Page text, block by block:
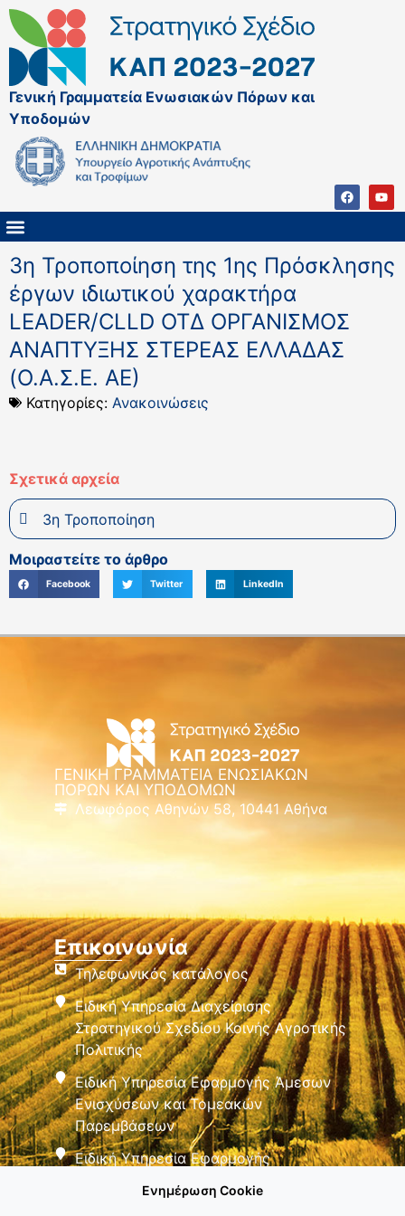
Γενική Γραμματεία Ενωσιακών Πόρων και
Υποδομών
3η Τροποποίηση της 1ης Πρόσκλησης
έργων ιδιωτικού χαρακτήρα
LEADER/CLLD ΟΤΔ ΟΡΓΑΝΙΣΜΟΣ
ΑΝΑΠΤΥΞΗΣ ΣΤΕΡΕΑΣ ΕΛΛΑΔΑΣ
(Ο.Α.Σ.Ε. ΑΕ)
Κατηγορίες: Ανακοινώσεις
Σχετικά αρχεία
3η Τροποποίηση
Μοιραστείτε το άρθρο
Facebook Twitter LinkedIn
ΓΕΝΙΚΗ ΓΡΑΜΜΑΤΕΙΑ ΕΝΩΣΙΑΚΩΝ
ΠΟΡΩΝ ΚΑΙ ΥΠΟΔΟΜΩΝ
Λεωφόρος Αθηνών 58, 10441 Αθήνα
Επικοινωνία
Τηλεφωνικός κατάλογος
Ειδική Υπηρεσία Διαχείρισης
Στρατηγικού Σχεδίου Κοινής Αγροτικής
Πολιτικής
Ειδική Υπηρεσία Εφαρμογής Άμεσων
Ενισχύσεων και Τομεακών
Παρεμβάσεων
Ειδική Υπηρεσία Εφαρμογής
Ενημέρωση Cookie